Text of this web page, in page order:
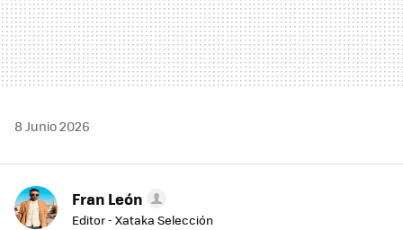
8 Junio 2026
Fran León
Editor - Xataka Selección